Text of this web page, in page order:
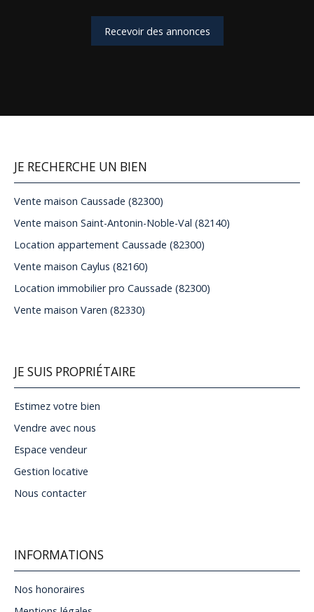
Recevoir des annonces
JE RECHERCHE UN BIEN
Vente maison Caussade (82300)
Vente maison Saint-Antonin-Noble-Val (82140)
Location appartement Caussade (82300)
Vente maison Caylus (82160)
Location immobilier pro Caussade (82300)
Vente maison Varen (82330)
JE SUIS PROPRIÉTAIRE
Estimez votre bien
Vendre avec nous
Espace vendeur
Gestion locative
Nous contacter
INFORMATIONS
Nos honoraires